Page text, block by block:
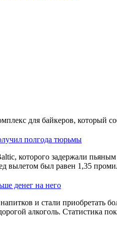
для байкеров, который
полгода тюрьмы
которого задержали
вылетом был равен 1,35
денег на него
и стали приобретать
алкоголь. Статистика